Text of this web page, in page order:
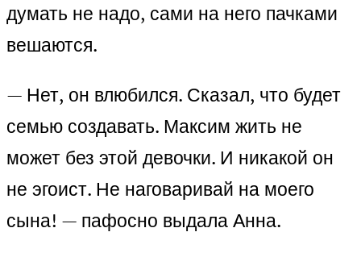
думать не надо, сами на него пачками
вешаются.
— Нет, он влюбился. Сказал, что будет
семью создавать. Максим жить не
может без этой девочки. И никакой он
не эгоист. Не наговаривай на моего
сына! — пафосно выдала Анна.